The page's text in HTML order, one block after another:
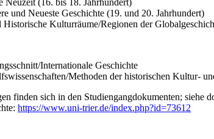
und Neueste Geschichte (19. und 20. Jahrhundert)
Historische Kulturräume/Regionen der
Internationale Geschichte
Methoden der historischen Kultur-
finden sich in den Studiengangdokumenten;
https://www.uni-trier.de/index.php?id=73612